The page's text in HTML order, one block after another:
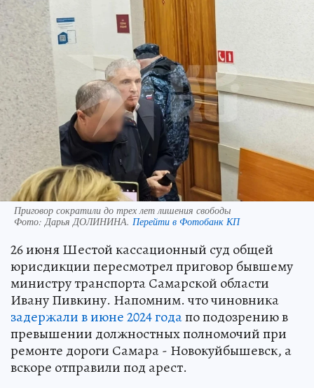
Приговор сократили до трех лет лишения свободы
Фото:Дарья ДОЛИНИНА. Перейти в Фотобанк КП
26 июня Шестой кассационный суд общей
юрисдикции пересмотрел приговор бывшему
министру транспорта Самарской области
Ивану Пивкину. Напомним. что чиновника
задержали в июне 2024 годапо подозрению в
превышении должностных полномочий при
ремонте дороги Самара - Новокуйбышевск, а
вскоре отправили под арест.